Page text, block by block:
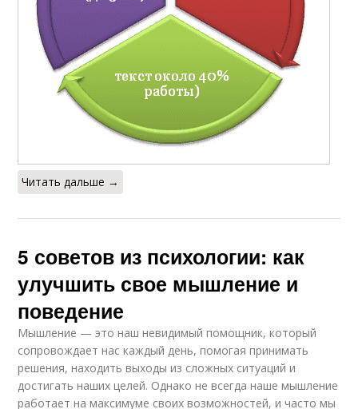
Читать дальше →
5 советов из психологии: как
улучшить свое мышление и
поведение
Мышление — это наш невидимый помощник, который
сопровождает нас каждый день, помогая принимать
решения, находить выходы из сложных ситуаций и
достигать наших целей. Однако не всегда наше мышление
работает на максимуме своих возможностей, и часто мы